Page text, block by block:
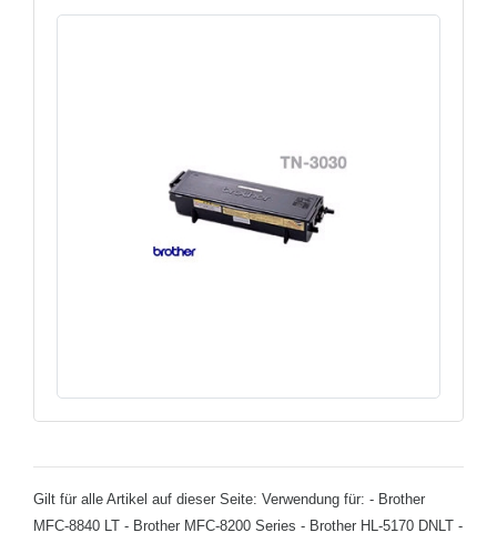
Gilt für alle Artikel auf dieser Seite: Verwendung für: - Brother
MFC-8840 LT - Brother MFC-8200 Series - Brother HL-5170 DNLT -